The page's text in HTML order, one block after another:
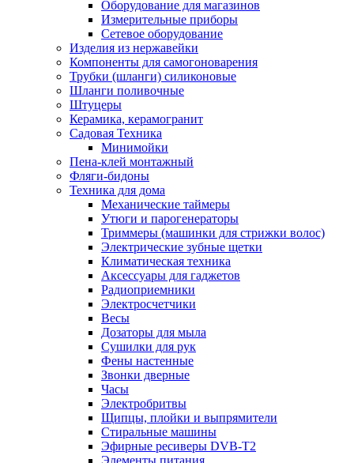
Оборудование для магазинов
Измерительные приборы
Сетевое оборудование
Изделия из нержавейки
Компоненты для самогоноварения
Трубки (шланги) силиконовые
Шланги поливочные
Штуцеры
Керамика, керамогранит
Садовая Техника
Минимойки
Пена-клей монтажный
Фляги-бидоны
Техника для дома
Механические таймеры
Утюги и парогенераторы
Триммеры (машинки для стрижки волос)
Электрические зубные щетки
Климатическая техника
Аксессуары для гаджетов
Радиоприемники
Электросчетчики
Весы
Дозаторы для мыла
Сушилки для рук
Фены настенные
Звонки дверные
Часы
Электробритвы
Щипцы, плойки и выпрямители
Стиральные машины
Эфирные ресиверы DVB-T2
Элементы питания